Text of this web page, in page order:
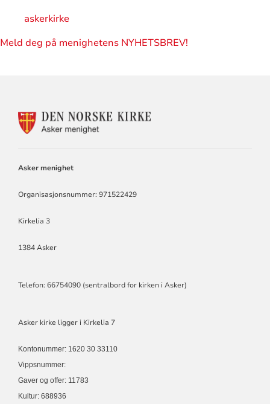
askerkirke
Meld deg på menighetens NYHETSBREV!
KONTAKTINFORMASJON
Asker menighet
Organisasjonsnummer: 971522429
Kirkelia 3
1384 Asker
Telefon: 66754090 (sentralbord for kirken i Asker)
Asker kirke ligger i Kirkelia 7
Kontonummer: 1620 30 33110
Vippsnummer:
Gaver og offer: 11783
Kultur: 688936